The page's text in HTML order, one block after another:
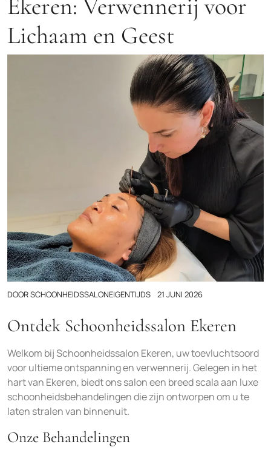
Ekeren: Verwennerij voor
Lichaam en Geest
DOORSCHOONHEIDSSALONEIGENTIJDS 21 JUNI 2026
Ontdek Schoonheidssalon Ekeren
Welkom bij Schoonheidssalon Ekeren, uw toevluchtsoord
voor ultieme ontspanning en verwennerij. Gelegen in het
hart van Ekeren, biedt ons salon een breed scala aan luxe
schoonheidsbehandelingen die zijn ontworpen om u te
laten stralen van binnenuit.
Onze Behandelingen